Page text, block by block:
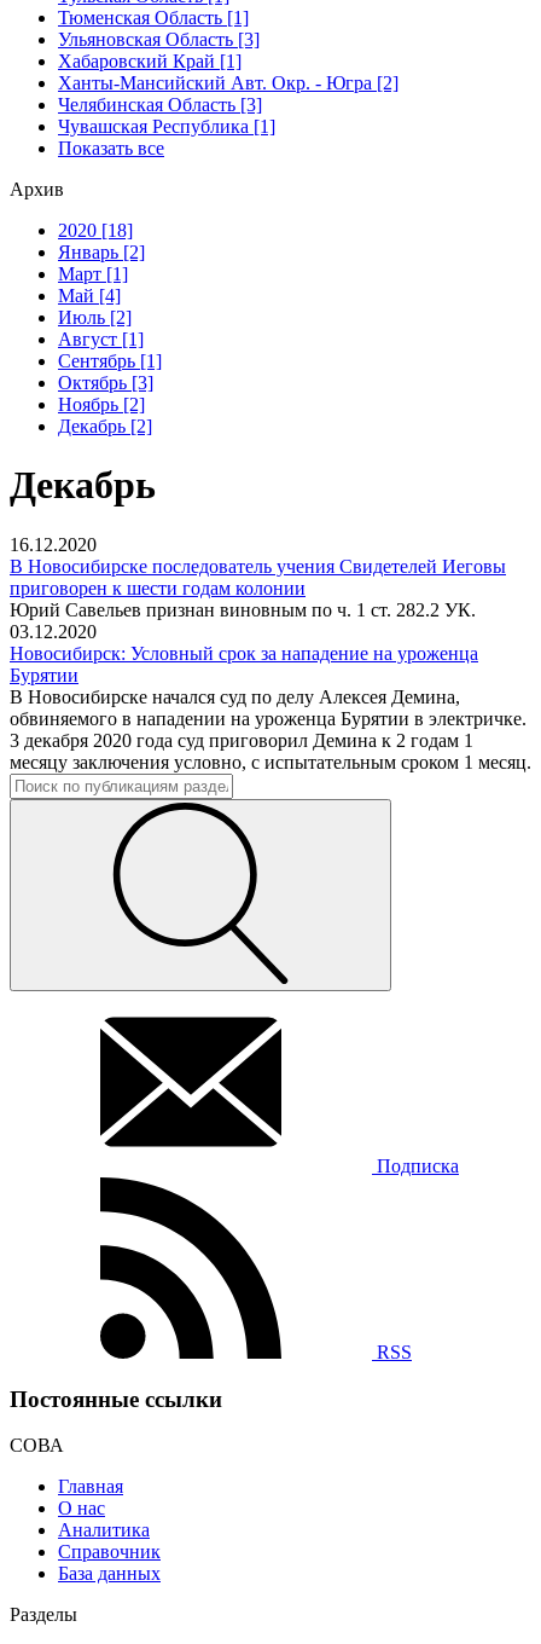
Тюменская Область [1]
Ульяновская Область [3]
Хабаровский Край [1]
Ханты-Мансийский Авт. Окр. - Югра [2]
Челябинская Область [3]
Чувашская Республика [1]
Показать все
Архив
2020 [18]
Январь [2]
Март [1]
Май [4]
Июль [2]
Август [1]
Сентябрь [1]
Октябрь [3]
Ноябрь [2]
Декабрь [2]
Декабрь
16.12.2020
В Новосибирске последователь учения Свидетелей Иеговы
приговорен к шести годам колонии
Юрий Савельев признан виновным по ч. 1 ст. 282.2 УК.
03.12.2020
Новосибирск: Условный срок за нападение на уроженца
Бурятии
В Новосибирске начался суд по делу Алексея Демина,
обвиняемого в нападении на уроженца Бурятии в электричке.
3 декабря 2020 года суд приговорил Демина к 2 годам 1
месяцу заключения условно, с испытательным сроком 1 месяц.
Подписка
RSS
Постоянные ссылки
СОВА
Главная
О нас
Аналитика
Справочник
База данных
Разделы